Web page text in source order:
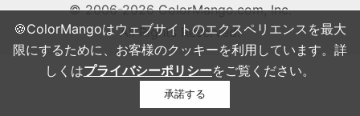
🍪ColorMangoはウェブサイトのエクスペリエンスを最大
限にするために、お客様のクッキーを利用しています。詳
しくはプライバシーポリシーをご覧ください。
承諾する
© 2006-2026 ColorMango.com, Inc.
All Rights Reserved.